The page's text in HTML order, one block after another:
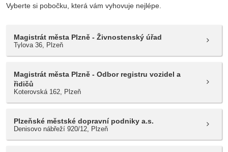
Vyberte si pobočku, která vám vyhovuje nejlépe.
Magistrát města Plzně - Živnostenský úřad
Tylova 36, Plzeň
Magistrát města Plzně - Odbor registru vozidel a
řidičů
Koterovská 162, Plzeň
Plzeňské městské dopravní podniky a.s.
Denisovo nábřeží 920/12, Plzeň